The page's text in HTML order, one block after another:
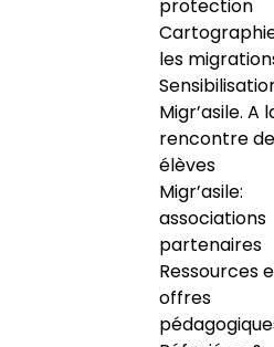
protection
les
Migr’asile. A
rencontre
élèves
Migr’asile:
associations
partenaires
Ressources
offres